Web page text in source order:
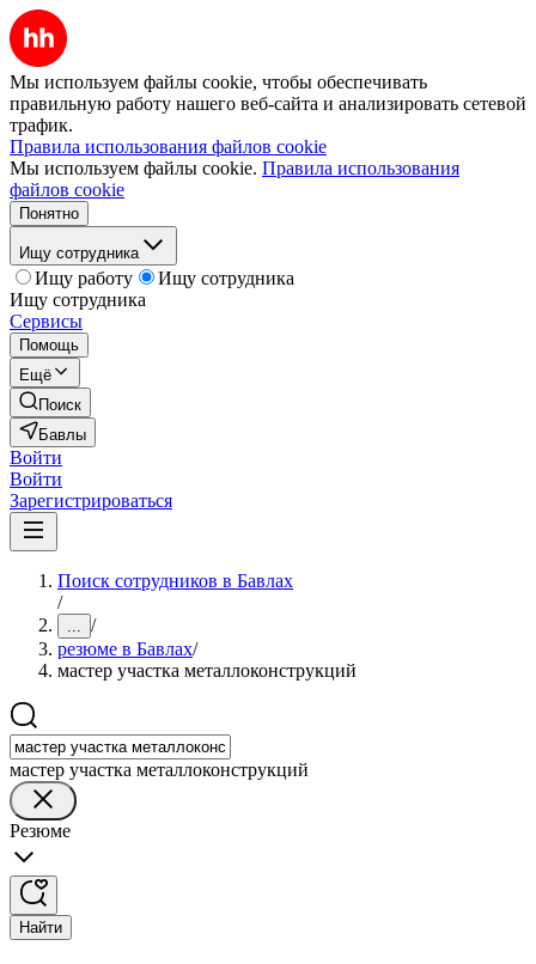
Мы используем файлы cookie, чтобы обеспечивать
правильную работу нашего веб-сайта и анализировать сетевой
трафик.
Правила использования файлов cookie
Мы используем файлы cookie. Правила использования
файлов cookie
Понятно
Ищу сотрудника
Ищу работу
Ищу сотрудника
Ищу сотрудника
Сервисы
Помощь
Ещё
Поиск
Бавлы
Войти
Войти
Зарегистрироваться
Поиск сотрудников в Бавлах
/
... /
резюме в Бавлах/
мастер участка металлоконструкций
мастер участка металлоконструкций
Резюме
Найти